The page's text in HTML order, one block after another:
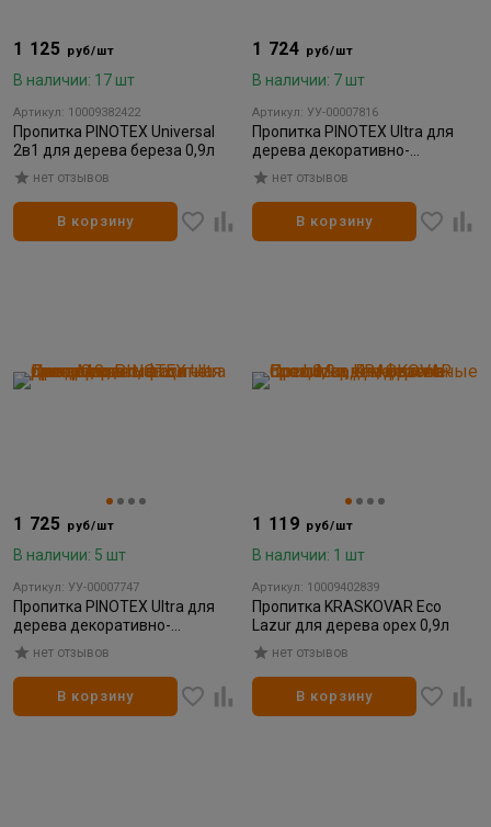
1 125 руб/шт
В наличии: 17 шт
Артикул: 10009382422
Пропитка PINOTEX Universal
2в1 для дерева береза 0,9л
нет отзывов
В корзину
1 724 руб/шт
В наличии: 7 шт
Артикул: УУ-00007816
Пропитка PINOTEX Ultra для
дерева декоративно-
защитная красное дерево 0,9л
нет отзывов
В корзину
1 725 руб/шт
В наличии: 5 шт
Артикул: УУ-00007747
Пропитка PINOTEX Ultra для
дерева декоративно-
защитная сосна 0,9л
нет отзывов
В корзину
1 119 руб/шт
В наличии: 1 шт
Артикул: 10009402839
Пропитка KRASKOVAR Eco
Lazur для дерева орех 0,9л
нет отзывов
В корзину